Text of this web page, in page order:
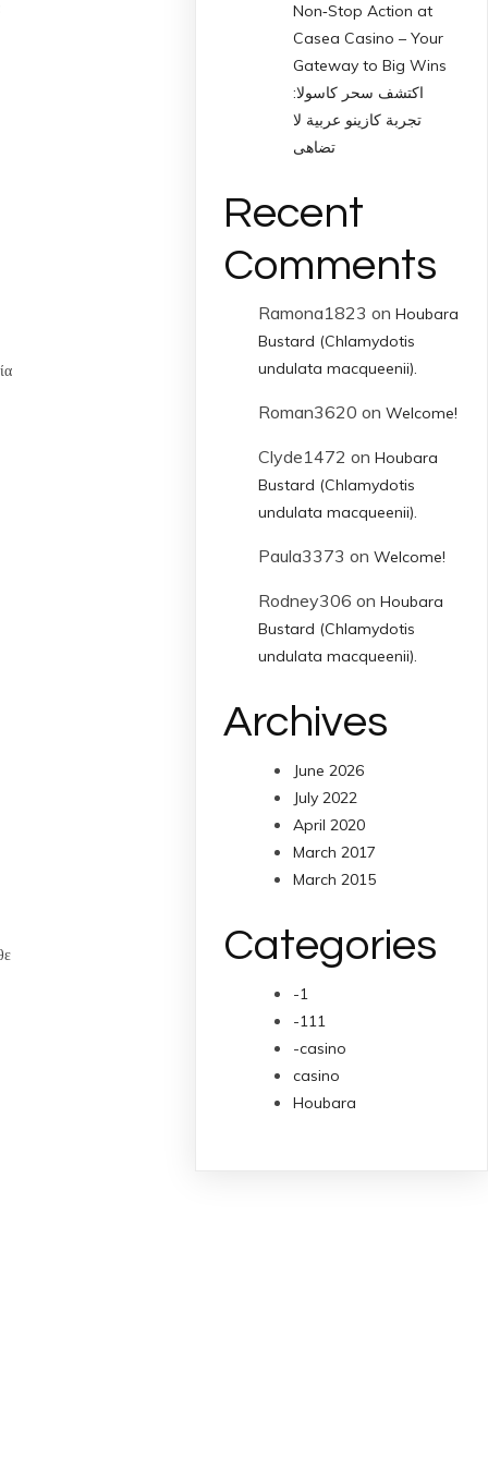
Non‑Stop Action at
Casea Casino – Your
Gateway to Big Wins
اكتشف سحر كاسولا:
تجربة كازينو عربية لا
تضاهى
Recent
Comments
Ramona1823 onHoubara
Bustard (Chlamydotis
undulata macqueenii).
Roman3620 onWelcome!
Clyde1472 onHoubara
Bustard (Chlamydotis
undulata macqueenii).
Paula3373 onWelcome!
Rodney306 onHoubara
Bustard (Chlamydotis
undulata macqueenii).
Archives
June 2026
July 2022
April 2020
March 2017
March 2015
Categories
-1
-111
-casino
casino
Houbara